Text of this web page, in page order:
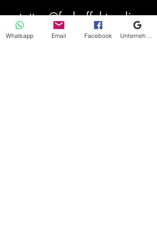
tattoo@farbeffekt.onlin
Whatsapp Email Facebook